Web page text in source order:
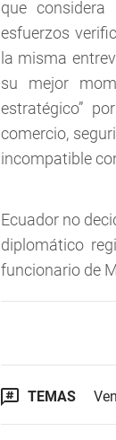
que
esfuerzos
la misma
su mejor
estratégico”
comercio,
incompatible
Ecuador no
diplomático
funcionario de
TEMAS